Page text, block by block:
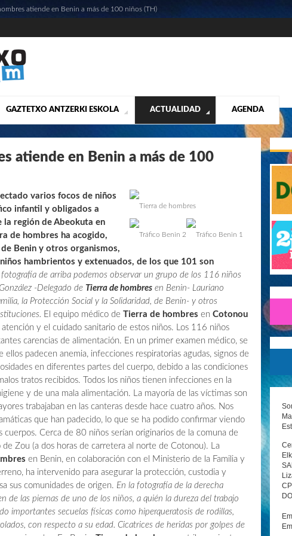
ACTUALIDAD CONTACTO ¡VUELA ALTO RUBÉN!
GAZTETXO ANTZERKI ESKOLA
PRESENTACIÓN MUSICALES MATERIAL SEGUNDA MANO
ACTUALIDAD
DESTACADOS VIDEOS
AGENDA
atiende en Benin a más de 100 niños (TH)
atiende en Benin a más de 100
Tierra de hombres
Tráfico Benin 2 Tráfico Benin 1
varios focos de niños
infantil y obligados a
la región de Abeokuta en
de hombres ha acogido,
Benin y otros organismos,
hambrientos y extenuados, de los que 101 son
fotografía de arriba podemos observar un grupo de los 116 niños
-Delegado de Tierra de hombres en Benin- Lauriano
la Protección Social y la Solidaridad, de Benin- y otros
El equipo médico de Tierra de hombres en Cotonou
atención y el cuidado sanitario de estos niños. Los 116 niños
carencias de alimentación. En un primer examen médico, se
ellos padecen anemia, infecciones respiratorias agudas, signos de
en diferentes partes del cuerpo, debido a las condiciones
tratos recibidos. Todos los niños tienen infecciones en la
y de una mala alimentación. La mayoría de las víctimas son
trabajaban en las canteras desde hace cuatro años. Nos
que han padecido, lo que se ha podido confirmar viendo
cuerpos. Cerca de 80 niños serían originarios de la comuna de
Zou (a dos horas de carretera al norte de Cotonou). La
en Benin, en colaboración con el Ministerio de la Familia y
ha intervenido para asegurar la protección, custodia y
sus comunidades de origen. En la fotografía de la derecha
de las piernas de uno de los niños, a quién la dureza del trabajo
importantes secuelas físicas como hiperqueratosis de rodillas,
con respecto a su edad. Cicatrices de heridas por golpes de